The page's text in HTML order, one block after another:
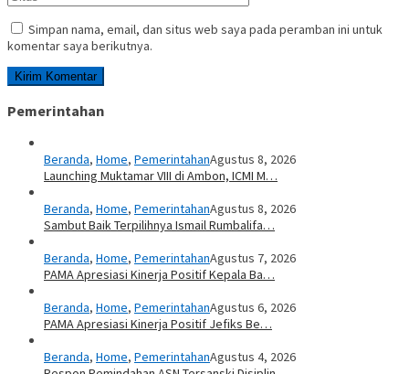
Simpan nama, email, dan situs web saya pada peramban ini untuk
komentar saya berikutnya.
Pemerintahan
Beranda, Home, PemerintahanAgustus 8, 2026
Launching Muktamar VIII di Ambon, ICMI M…
Beranda, Home, PemerintahanAgustus 8, 2026
Sambut Baik Terpilihnya Ismail Rumbalifa…
Beranda, Home, PemerintahanAgustus 7, 2026
PAMA Apresiasi Kinerja Positif Kepala Ba…
Beranda, Home, PemerintahanAgustus 6, 2026
PAMA Apresiasi Kinerja Positif Jefiks Be…
Beranda, Home, PemerintahanAgustus 4, 2026